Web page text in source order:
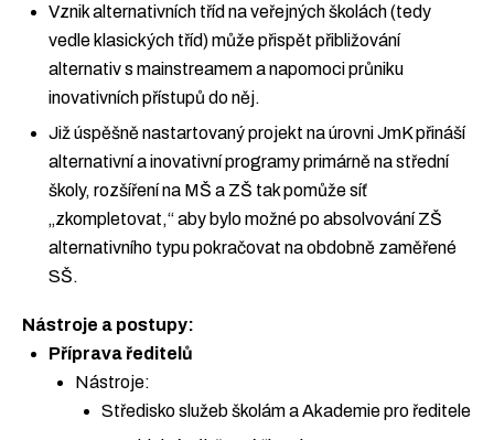
Vznik alternativních tříd na veřejných školách (tedy
vedle klasických tříd) může přispět přibližování
alternativ s mainstreamem a napomoci průniku
inovativních přístupů do něj.
Již úspěšně nastartovaný projekt na úrovni JmK přináší
alternativní a inovativní programy primárně na střední
školy, rozšíření na MŠ a ZŠ tak pomůže síť
„zkompletovat,“ aby bylo možné po absolvování ZŠ
alternativního typu pokračovat na obdobně zaměřené
SŠ.
Nástroje a postupy:
Příprava ředitelů
Nástroje:
Středisko služeb školám a Akademie pro ředitele